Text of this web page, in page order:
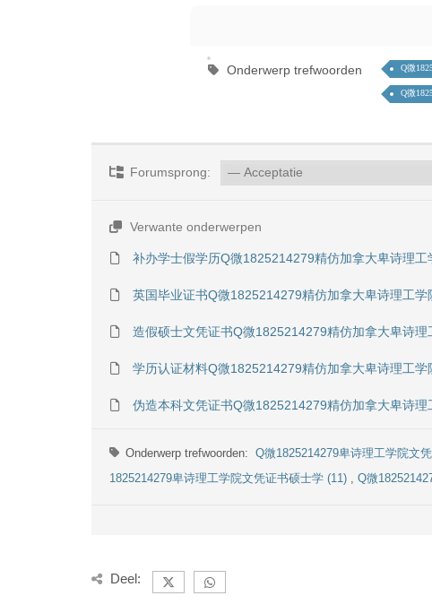
Onderwerp trefwoorden Q微
Q微
Forumsprong:
Verwante onderwerpen
补办学士假学历Q微1825214279精仿加拿大卑诗理
英国毕业证书Q微1825214279精仿加拿大卑诗理工
造假硕士文凭证书Q微1825214279精仿加拿大卑诗
学历认证材料Q微1825214279精仿加拿大卑诗理工
伪造本科文凭证书Q微1825214279精仿加拿大卑诗
Onderwerp trefwoorden: Q微1825214279卑诗理工学院文
1825214279卑诗理工学院文凭证书硕士学 (11) , Q微
Deel: